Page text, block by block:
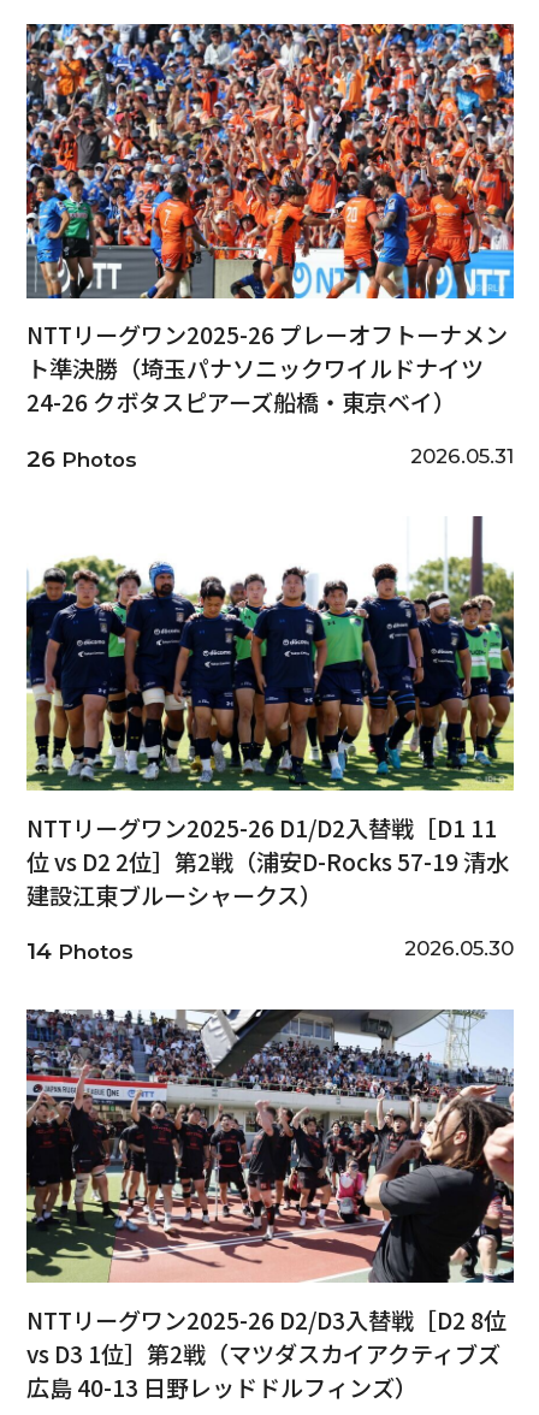
NTTリーグワン2025-26 プレーオフトーナメン
ト準決勝（埼玉パナソニックワイルドナイツ
24-26 クボタスピアーズ船橋・東京ベイ）
26Photos 2026.05.31
NTTリーグワン2025-26 D1/D2入替戦［D1 11
位 vs D2 2位］第2戦（浦安D-Rocks 57-19 清水
建設江東ブルーシャークス）
14Photos 2026.05.30
NTTリーグワン2025-26 D2/D3入替戦［D2 8位
vs D3 1位］第2戦（マツダスカイアクティブズ
広島 40-13 日野レッドドルフィンズ）